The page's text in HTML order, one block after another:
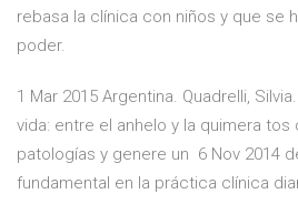
rebasa la clínica con niños y que se
poder.
1 Mar 2015 Argentina. Quadrelli,
vida: entre el anhelo y la quimera tos
patologías y genere un 6 Nov 2014
fundamental en la práctica clínica